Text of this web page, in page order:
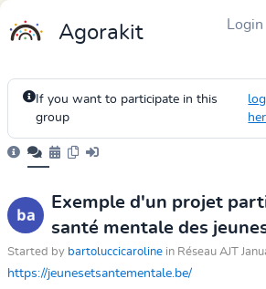
Agorakit Login
If you want to participate in this
group
Exemple d'un projet
santé mentale des
Started by bartoluccicaroline in Réseau AJT
https://jeunesetsantementale.be/